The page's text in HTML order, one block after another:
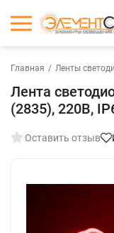
Главная / Ленты
Лента
(2835), 220В,
Оставить отзыв